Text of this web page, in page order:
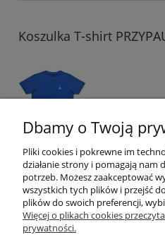
Koszulka T-shirt
Dbamy o Twoją
Pliki cookies i pokrewne im
działanie strony i pomagają nam
potrzeb. Możesz zaakceptować
wszystkich tych plików i przejść
plików do swoich preferencji,
Więcej o plikach cookies
prywatności.